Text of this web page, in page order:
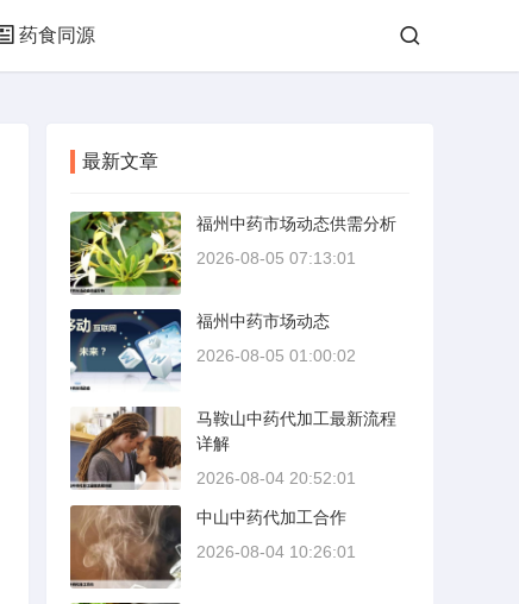
药食同源
最新文章
福州中药市场动态供需分析
2026-08-05 07:13:01
福州中药市场动态
2026-08-05 01:00:02
马鞍山中药代加工最新流程
详解
2026-08-04 20:52:01
中山中药代加工合作
2026-08-04 10:26:01